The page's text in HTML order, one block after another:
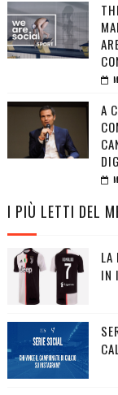
A
I PIÙ LETTI DEL
LA
IN